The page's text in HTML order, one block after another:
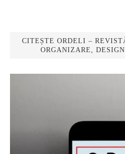
CITEȘTE ORDELI –
ORGANIZARE,